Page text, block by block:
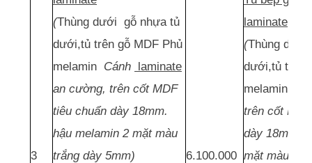
3
(Thùng dưới gỗ nhựa tủ
dưới,tủ trên gỗ MDF Phủ
melamin Cánh laminate
an cường, trên cốt MDF
tiêu chuẩn dày 18mm.
hậu melamin 2 mặt màu
trắng dày 5mm)
6.100.000
laminate
(Thùng
dưới,tủ trên
melamin
trên cốt
dày 18mm.
mặt màu